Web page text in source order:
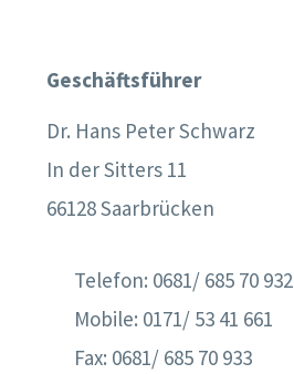
Geschäftsführer
Dr. Hans Peter Schwarz
In der Sitters 11
66128 Saarbrücken
Telefon: 0681/ 685 70 932
Mobile: 0171/ 53 41 661
Fax: 0681/ 685 70 933